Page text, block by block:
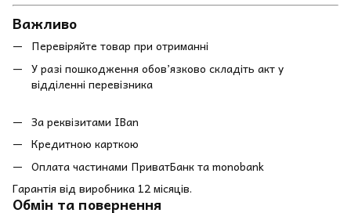
Важливо
Перевіряйте товар при отриманні
У разі пошкодження обов’язково складіть акт у
відділенні перевізника
За реквізитами IBan
Кредитною карткою
Оплата частинами ПриватБанк та monobank
Гарантія від виробника 12 місяців.
Обмін та повернення